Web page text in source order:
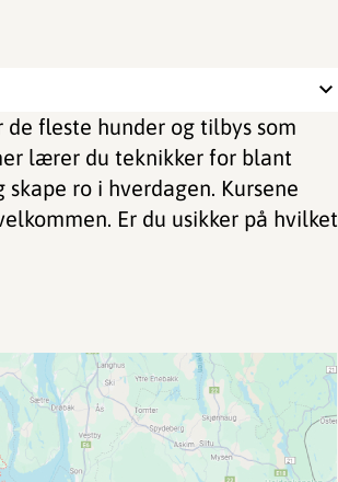
de fleste hunder og tilbys som
lærer du teknikker for blant
ro i hverdagen. Kursene
Er du usikker på hvilket